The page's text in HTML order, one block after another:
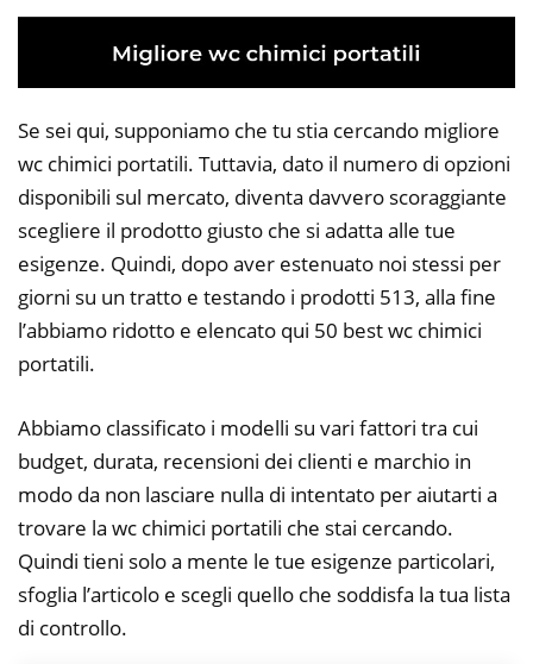
Se sei qui, supponiamo che tu stia cercando migliore
wc chimici portatili. Tuttavia, dato il numero di opzioni
disponibili sul mercato, diventa davvero scoraggiante
scegliere il prodotto giusto che si adatta alle tue
esigenze. Quindi, dopo aver estenuato noi stessi per
giorni su un tratto e testando i prodotti 513, alla fine
l’abbiamo ridotto e elencato qui 50 best wc chimici
portatili.
Abbiamo classificato i modelli su vari fattori tra cui
budget, durata, recensioni dei clienti e marchio in
modo da non lasciare nulla di intentato per aiutarti a
trovare la wc chimici portatili che stai cercando.
Quindi tieni solo a mente le tue esigenze particolari,
sfoglia l’articolo e scegli quello che soddisfa la tua lista
di controllo.